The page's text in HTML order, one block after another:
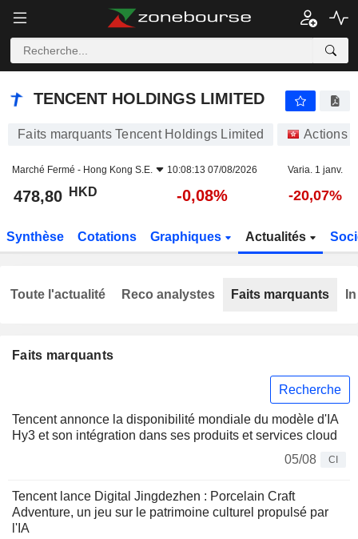
TENCENT HOLDINGS LIMITED
Faits marquants Tencent Holdings Limited Actions
Marché Fermé - Hong Kong S.E. 10:08:13 07/08/2026 Varia. 1 janv.
478,80 HKD -0,08% -20,07%
Synthèse Cotations Graphiques Actualités
Faits marquants
Recherche
Tencent annonce la disponibilité mondiale du modèle d'IA
Hy3 et son intégration dans ses produits et services cloud
05/08
CI
Tencent lance Digital Jingdezhen : Porcelain Craft
Adventure, un jeu sur le patrimoine culturel propulsé par
l'IA
Toute l'actualité Reco analystes Faits marquants